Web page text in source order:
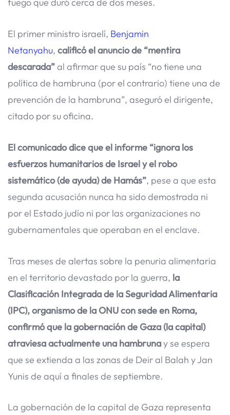
fuego que duró cerca de dos meses.
El primer ministro israelí, Benjamin
Netanyahu, calificó el anuncio de “mentira
descarada”al afirmar que su país “no tiene una
política de hambruna (por el contrario) tiene una de
prevención de la hambruna”, aseguró el dirigente,
citado por su oficina.
El comunicado dice que el informe “ignora los
esfuerzos humanitarios de Israel y el robo
sistemático (de ayuda) de Hamás”, pese a que esta
segunda acusación nunca ha sido demostrada ni
por el Estado judío ni por las organizaciones no
gubernamentales que operaban en el enclave.
Tras meses de alertas sobre la penuria alimentaria
en el territorio devastado por la guerra, la
Clasificación Integrada de la Seguridad Alimentaria
(IPC), organismo de la ONU con sede en Roma,
confirmó que la gobernación de Gaza (la capital)
atraviesa actualmente una hambrunay se espera
que se extienda a las zonas de Deir al Balah y Jan
Yunis de aquí a finales de septiembre.
La gobernación de la capital de Gaza representa